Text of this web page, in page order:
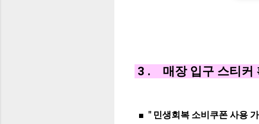
3 . 매장 입
■ " 민생회복 소비쿠폰 사용